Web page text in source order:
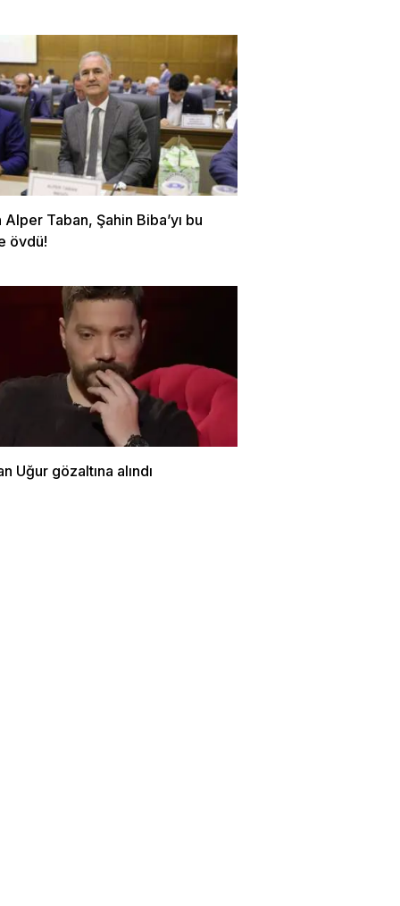
Alper Taban, Şahin Biba’yı bu
övdü!
Uğur gözaltına alındı